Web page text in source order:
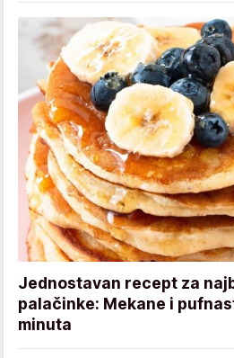
Jednostavan recept za
palačinke: Mekane i
minuta